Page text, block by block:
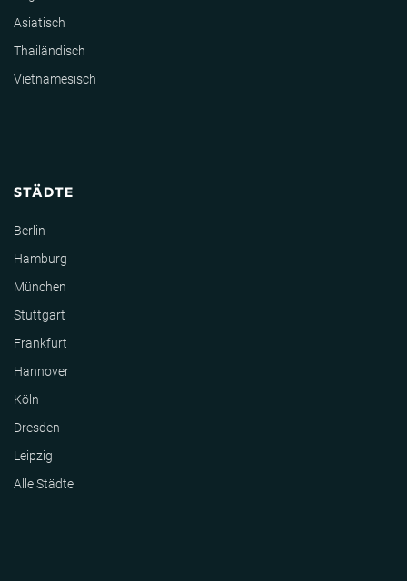
Asiatisch
Thailändisch
Vietnamesisch
STÄDTE
Berlin
Hamburg
München
Stuttgart
Frankfurt
Hannover
Köln
Dresden
Leipzig
Alle Städte